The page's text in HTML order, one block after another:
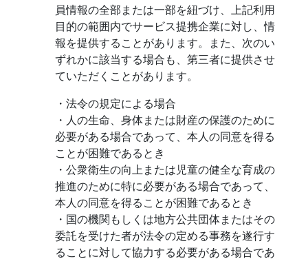
員情報の全部または一部を紐づけ、上記利用
目的の範囲内でサービス提携企業に対し、情
報を提供することがあります。また、次のい
ずれかに該当する場合も、第三者に提供させ
ていただくことがあります。
・法令の規定による場合
・人の生命、身体または財産の保護のために
必要がある場合であって、本人の同意を得る
ことが困難であるとき
・公衆衛生の向上または児童の健全な育成の
推進のために特に必要がある場合であって、
本人の同意を得ることが困難であるとき
・国の機関もしくは地方公共団体またはその
委託を受けた者が法令の定める事務を遂行す
ることに対して協力する必要がある場合であ